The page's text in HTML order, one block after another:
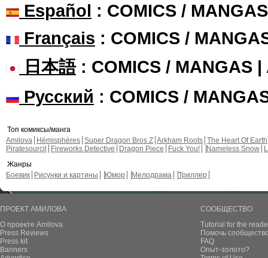
Español : COMICS /
Français : COMICS /
日本語: COMICS / MANGAS |
Русский : COMICS /
Топ комиксы/манга
Amilova
Hémisphères Super Dragon Bros Z Arkham Roots The Heart Of Earth
Piratesourcil
Fireworks Detective Dragon Piece Fuck You! Nameless Snow
Жанры
Боевик
Рисунки и картины Юмор Мелодрама Триллер
ПРОЕКТ АМИЛОВА
О проекте Amilova
Press Reviews
Press kit
Banners
СООБЩЕСТВО
Tutorial for the
Помочь
FAQ
Опыт-золото?